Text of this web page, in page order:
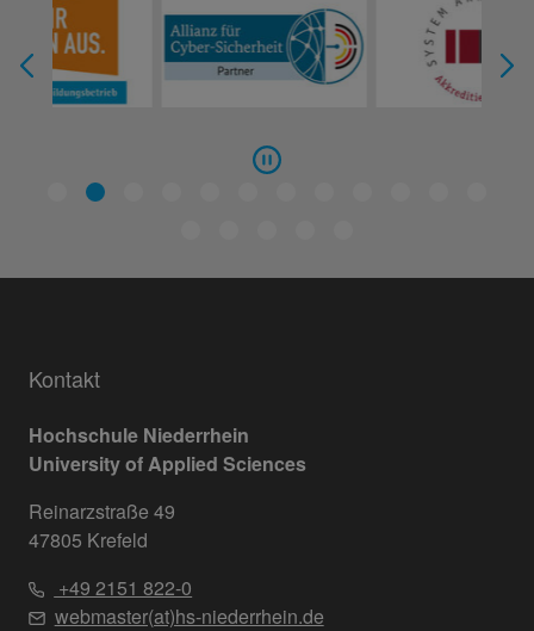
Kontakt
Hochschule Niederrhein
University of Applied Sciences
Reinarzstraße 49
47805 Krefeld
+49 2151 822-0
webmaster(at)hs-niederrhein.de